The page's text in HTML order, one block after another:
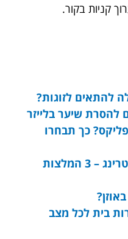
קניות בקור.
להתאים לזוגות?
להסרת שיער בלייזר
כך תבחרו
אולם אירועים כולל קייטרינג – 3 המלצות
בית לכל מצב